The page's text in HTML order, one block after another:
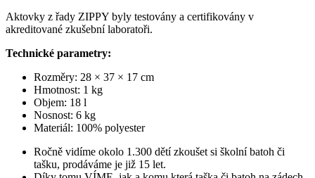
Aktovky z řady ZIPPY byly testovány a certifikovány v
akreditované zkušební laboratoři.
Technické parametry:
Rozměry: 28 × 37 × 17 cm
Hmotnost: 1 kg
Objem: 18 l
Nosnost: 6 kg
Materiál: 100% polyester
Ročně vidíme okolo 1.300 dětí zkoušet si školní batoh či
tašku, prodáváme je již 15 let.